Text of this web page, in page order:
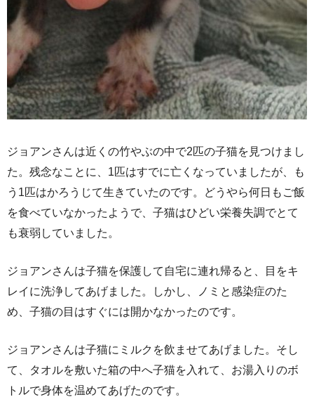
ジョアンさんは近くの竹やぶの中で2匹の子猫を見つけまし
た。残念なことに、1匹はすでに亡くなっていましたが、も
う1匹はかろうじて生きていたのです。どうやら何日もご飯
を食べていなかったようで、子猫はひどい栄養失調でとて
も衰弱していました。
ジョアンさんは子猫を保護して自宅に連れ帰ると、目をキ
レイに洗浄してあげました。しかし、ノミと感染症のた
め、子猫の目はすぐには開かなかったのです。
ジョアンさんは子猫にミルクを飲ませてあげました。そし
て、タオルを敷いた箱の中へ子猫を入れて、お湯入りのボ
トルで身体を温めてあげたのです。